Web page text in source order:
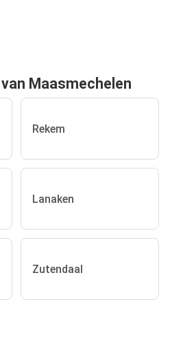
Maasmechelen
Rekem
Lanaken
Zutendaal